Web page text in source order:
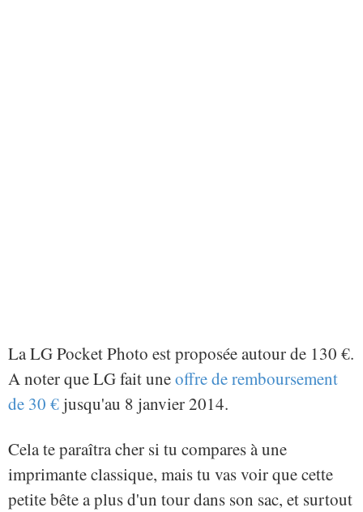
La LG Pocket Photo est proposée autour de 130 €.
A noter que LG fait uneoffre de remboursement
de 30 € jusqu'au 8 janvier 2014.
Cela te paraîtra cher si tu compares à une
imprimante classique, mais tu vas voir que cette
petite bête a plus d'un tour dans son sac, et surtout